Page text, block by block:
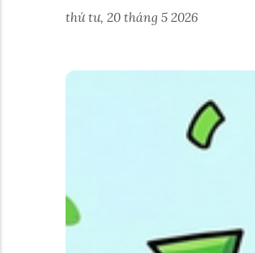
thứ tư, 20 tháng 5 2026